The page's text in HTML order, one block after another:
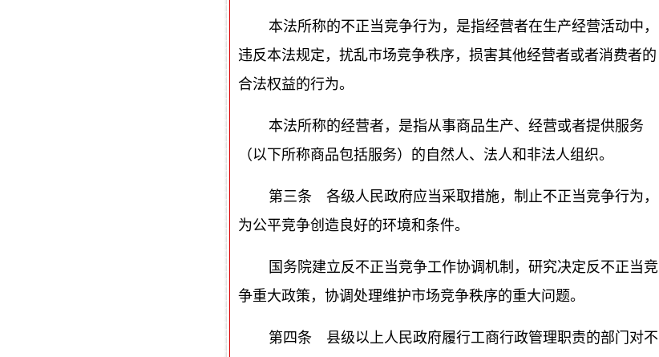
本法所称的不正当竞争行为，是指经营者在生产经营活动中，
违反本法规定，扰乱市场竞争秩序，损害其他经营者或者消费者的
合法权益的行为。
本法所称的经营者，是指从事商品生产、经营或者提供服务
（以下所称商品包括服务）的自然人、法人和非法人组织。
第三条 各级人民政府应当采取措施，制止不正当竞争行为，
为公平竞争创造良好的环境和条件。
国务院建立反不正当竞争工作协调机制，研究决定反不正当竞
争重大政策，协调处理维护市场竞争秩序的重大问题。
第四条 县级以上人民政府履行工商行政管理职责的部门对不